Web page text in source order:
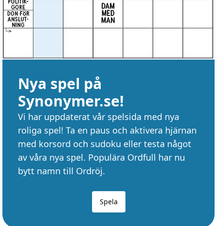
Nya spel på
Synonymer.se!
Vi har uppdaterat vår spelsida med nya
roliga spel! Ta en paus och aktivera hjärnan
med korsord och sudoku eller testa något
av våra nya spel. Populära Ordfull har nu
bytt namn till Ordröj.
Spela